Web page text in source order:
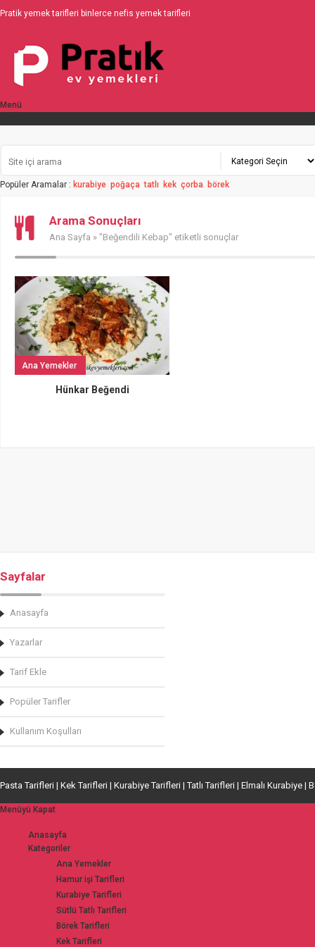
Pratik yemek tarifleri binlerce nefis yemek tarifleri
Menü
Popüler Aramalar : kurabiye poğaça tatlı kek çorba börek
Arama Sonuçları
Ana Sayfa » "Beğendili Kebap" etiketli sonuçlar
Ana Yemekler
Hünkar Beğendi
Sayfalar
Anasayfa
Yazarlar
Tarif Ekle
Popüler Tarifler
Kullanım Koşulları
Pasta Tarifleri | Kek Tarifleri | Kurabiye Tarifleri | Tatlı Tarifleri | Elmalı Kurabiye |
Menüyü Kapat
Anasayfa
Kategoriler
Ana Yemekler
Hamur işi Tarifleri
Kurabiye Tarifleri
Sütlü Tatlı Tarifleri
Börek Tarifleri
Kek Tarifleri